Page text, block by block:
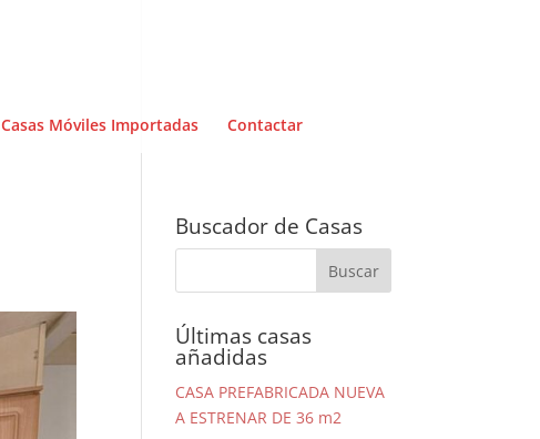
Casas Móviles Importadas Contactar
Buscador de Casas
Últimas casas
añadidas
CASA PREFABRICADA NUEVA
A ESTRENAR DE 36 m2